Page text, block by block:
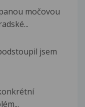
močovou
jsem